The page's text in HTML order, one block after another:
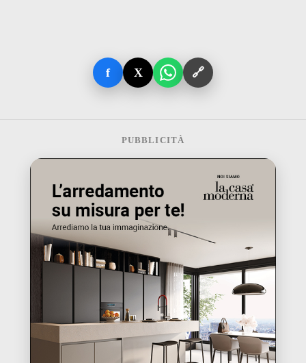
f X 🔗
PUBBLICITÀ